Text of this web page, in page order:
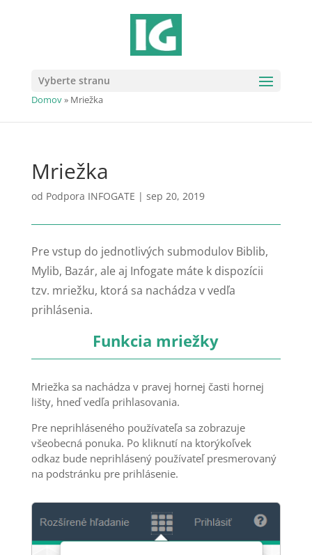
Vyberte stranu
Domov» Mriežka
Mriežka
od Podpora INFOGATE | sep 20, 2019
Pre vstup do jednotlivých submodulov Biblib,
Mylib, Bazár, ale aj Infogate máte k dispozícii
tzv. mriežku, ktorá sa nachádza v vedľa
prihlásenia.
Funkcia mriežky
Mriežka sa nachádza v pravej hornej časti hornej
lišty, hneď vedľa prihlasovania.
Pre neprihláseného používateľa sa zobrazuje
všeobecná ponuka. Po kliknutí na ktorýkoľvek
odkaz bude neprihlásený používateľ presmerovaný
na podstránku pre prihlásenie.